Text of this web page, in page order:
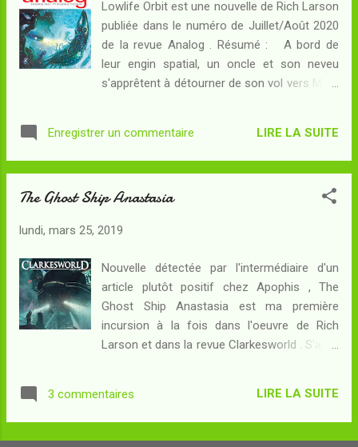
souvent, King met au premier plan une proie
et son prédateur. Un texte contemporain et
inquiétant. Ken Liu avec Un soupçon de bleu :
Mannaport, une ville sans importance de la
côte Est, se voit infestée soudain par une
depuis longtemps utilisés pour leur
Lowlife Orbit est une nouvelle de Rich Larson
publiée dans le numéro de Juillet/Août 2020
de la revue Analog . Résumé : A bord de
leur engin spatial, un oncle et son neveu
s'apprêtent à détourner de son vol vers Mars
neveu a envie d'y croire au contraire... Le
projet n'est-il, comme le prétend l'homme
des jeux ? Sombre ambiance dans cette
surpeuplée, plus polluée, plus endommagée
jours. La génération adulte est désabusée,
prête à chercher la richesse - ou les moyens
d'une survie marginale - jusque dans le vol
des biens communs. La génération qui va lui
succéder, piégée entre son désir
l'état du monde qui va lui être laissé, n'a pas
Enregistrer un commentaire LIRE LA SUITE
The Ghost Ship Anastasia
lundi, mars 25, 2019
Nouvelle détectée par l'intermédiaire d'un
article plutôt positif chez Apophis , The
Ghost Ship Anastasia est ma première
incursion à la fois dans l'oeuvre de Rich
Larson et dans la revue Clarkesworld . S'agit-
tourné à bord d'un prototype de biovaisseau
lors d'un voyage dans l'espace lointain et un
équipage est envoyé à la rescousse. Silas
3 commentaires LIRE LA SUITE